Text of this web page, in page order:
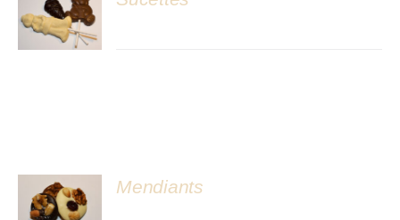
DÉTAILS
DÉTAILS
Mendiants